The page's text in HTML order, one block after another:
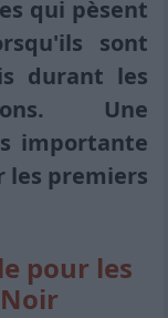
qui pèsent
sont
durant les
Une
importante
les premiers
pour les